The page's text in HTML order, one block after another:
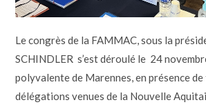
Le congrès de la FAMMAC, sous la
SCHINDLER s’est déroulé le 24
polyvalente de Marennes, en présence
délégations venues de la Nouvelle